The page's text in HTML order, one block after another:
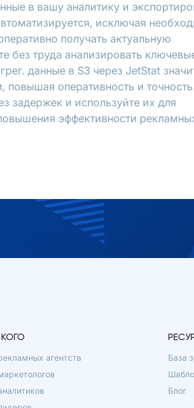
в вашу аналитику и
исключая
получать актуальную
без труда анализировать
данные в S3 через JetStat
повышая оперативность и точность
задержек и используйте их для
эффективности
агентств
База
Блог